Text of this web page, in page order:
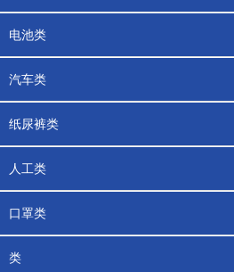
电池类
汽车类
纸尿裤类
人工类
口罩类
类